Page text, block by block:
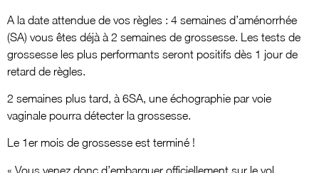
A la date attendue de vos règles : 4 semaines d’aménorrhée
(SA) vous êtes déjà à 2 semaines de grossesse. Les tests de
grossesse les plus performants seront positifs dès 1 jour de
retard de règles.
2 semaines plus tard, à 6SA, une échographie par voie
vaginale pourra détecter la grossesse.
Le 1er mois de grossesse est terminé !
« Vous venez donc d’embarquer officiellement sur le vol